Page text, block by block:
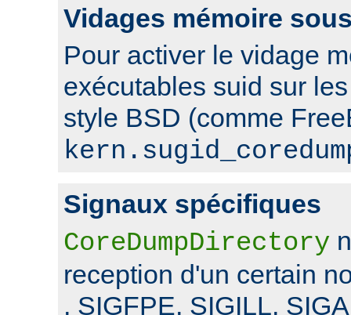
Vidages mémoire
Pour activer le vidage
exécutables suid sur
style BSD (comme
Signaux spécifiques
CoreDumpDirectory
reception d'un certain
, SIGFPE, SIGILL,